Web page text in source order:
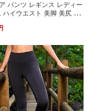
パンツ レギンス レディー
ハイウエスト 美脚 美尻 フ
ウェア スポーツウェア 10
ェア ランニング スパッツ